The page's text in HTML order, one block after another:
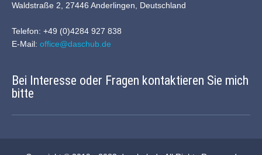
Waldstraße 2, 27446 Anderlingen, Deutschland
Telefon: +49 (0)4284 927 838
E-Mail: office@daschub.de
Bei Interesse oder Fragen kontaktieren Sie mich
bitte